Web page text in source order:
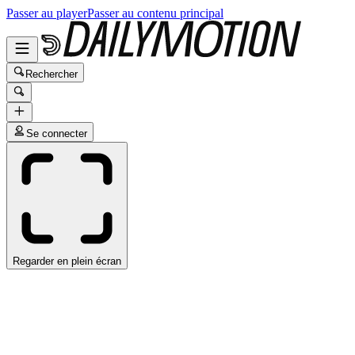
Passer au playerPasser au contenu principal
Rechercher
Se connecter
Regarder en plein écran